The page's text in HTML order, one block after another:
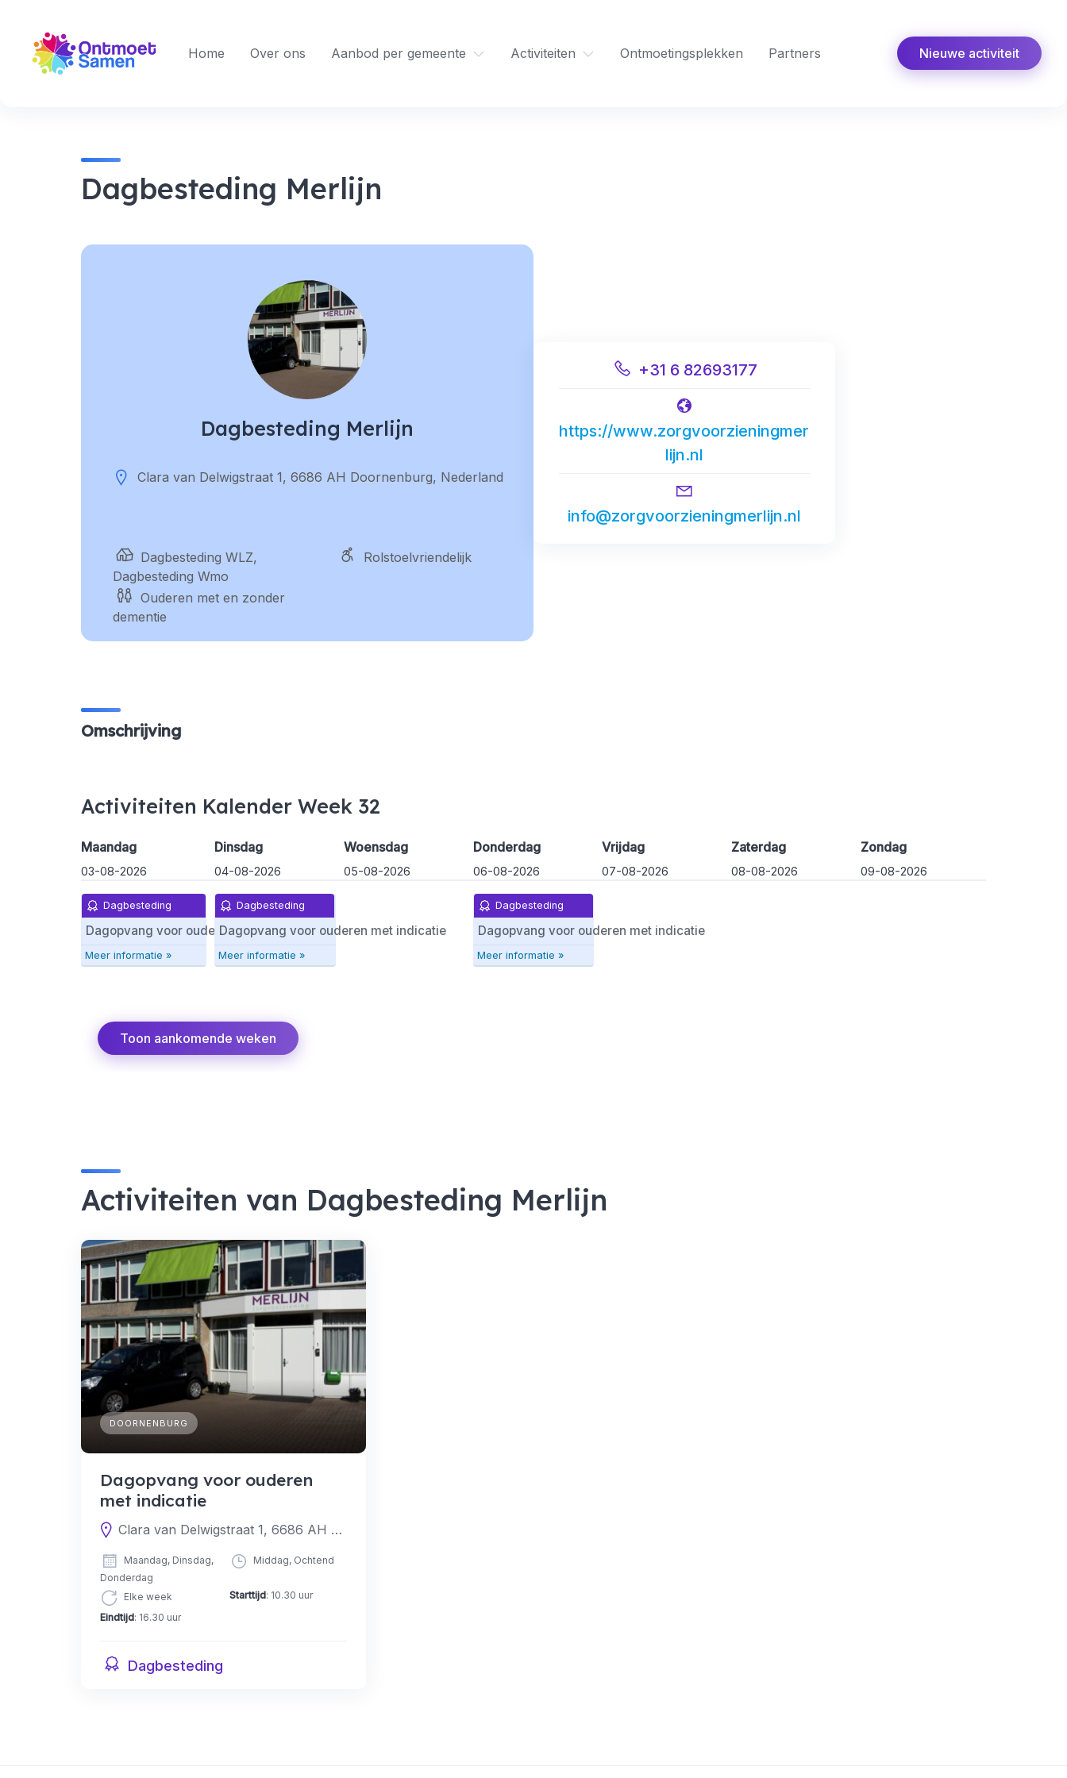
content
Home Over ons Aanbod per gemeente Activiteiten Ontmoetingsplekken Partners Nieuwe activiteit
Dagbesteding Merlijn
Dagbesteding Merlijn
Clara van Delwigstraat 1, 6686 AH Doornenburg, Nederland
Dagbesteding WLZ,
Dagbesteding Wmo
Rolstoelvriendelijk
Ouderen met en zonder
dementie
+31 6 82693177
https://www.zorgvoorzieningmer
lijn.nl
info@zorgvoorzieningmerlijn.nl
Omschrijving
Activiteiten Kalender Week 32
Maandag
03-08-2026
Dinsdag
04-08-2026
Woensdag
05-08-2026
Donderdag
06-08-2026
Vrijdag
07-08-2026
Zaterdag
08-08-2026
Zondag
09-08-2026
Dagbesteding
Dagopvang voor ouderen met indicatie
Meer informatie »
Dagbesteding
Dagopvang voor ouderen met indicatie
Meer informatie »
Dagbesteding
Dagopvang voor ouderen met indicatie
Meer informatie »
Toon aankomende weken
Activiteiten van Dagbesteding Merlijn
DOORNENBURG
Dagopvang voor ouderen
met indicatie
Clara van Delwigstraat 1, 6686 AH Doornenburg, Nederland
Maandag, Dinsdag,
Donderdag
Middag, Ochtend
Elke week Starttijd: 10.30 uur
Eindtijd: 16.30 uur
Dagbesteding